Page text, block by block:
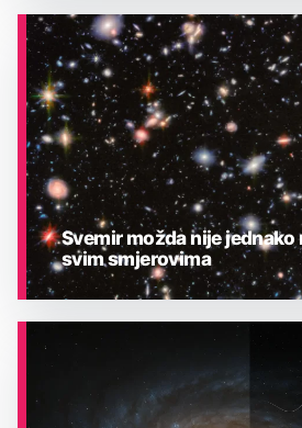
ASTRONOMIJA
ASTRONOMIJA
Svemir možda nije jednako
svim smjerovima